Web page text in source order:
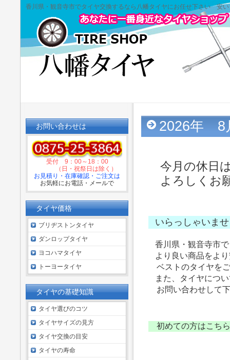
香川県・観音寺市でタイヤ交換するなら八幡タイヤにお任せ下さい 安
2026年 8
今月の休日
よろしくお
いらっしゃいませ
香川県・観音寺市
より良い商品をよ
ベストのタイヤを
また、タイヤにつ
お問い合わせして
初めての方はこち
お問い合わせは
受付 9：00～18：00
（日・祝祭日は除く）
お見積り・在庫確認・ご注文は
お気軽にお電話・メールで
タイヤ価格
ブリヂストンタイヤ
ダンロップタイヤ
ヨコハマタイヤ
トーヨータイヤ
タイヤの基礎知識
タイヤ選びのコツ
タイヤサイズの見方
タイヤ交換の目安
タイヤの寿命